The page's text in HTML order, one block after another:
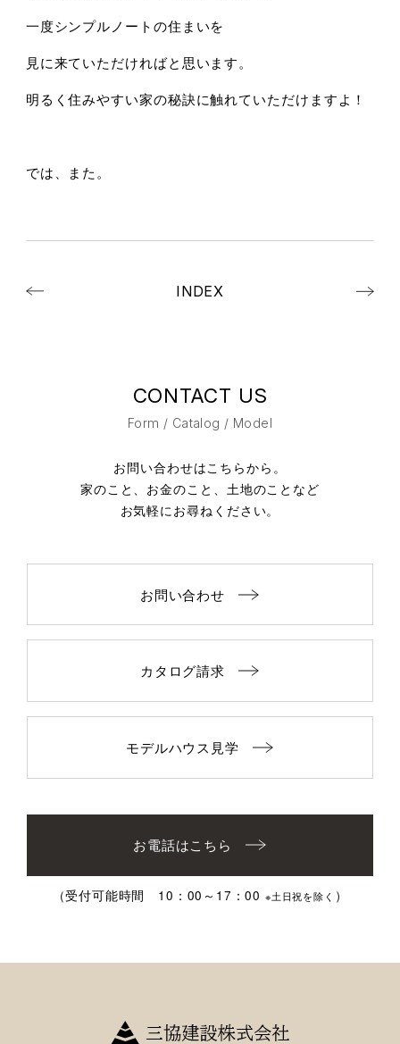
一度シンプルノートの住まいを
見に来ていただければと思います。
明るく住みやすい家の秘訣に触れていただけますよ！
では、また。
INDEX
CONTACT US
Form / Catalog / Model
お問い合わせはこちらから。
家のこと、お金のこと、土地のことなど
お気軽にお尋ねください。
お問い合わせ
カタログ請求
モデルハウス見学
お電話はこちら
（受付可能時間 10：00～17：00 ※土日祝を除く ）